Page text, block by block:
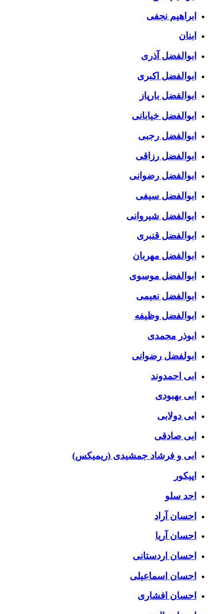
ابراهیم نجفی
ابنان
ابوالفضل آذری
ابوالفضل اکبری
ابوالفضل بارپاز
ابوالفضل خیابانی
ابوالفضل رجبی
ابوالفضل رزاقی
ابوالفضل رضوانی
ابوالفضل سیفی
ابوالفضل شیروانی
ابوالفضل قنبری
ابوالفضل مهربان
ابوالفضل موسوی
ابوالفضل نعیمی
ابوالفضل وظیفه
ابوذر محمدی
ابولفضل رضوانی
ابی احمدوند
ابی بهبودی
ابی دولابی
ابی صادقی
ابی و فرشاد جمشیدی (ریمیکس)
اپیکور
احد سلو
احسان آراد
احسان آریا
احسان اردستانی
احسان اسماعیلی
احسان افشاری